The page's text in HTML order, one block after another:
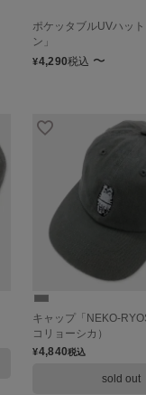
ポケッタブルUVハッ
ン」
¥4,290税込 〜
キャップ「NEKO-
コリョーシカ）
¥4,840税込
sold out